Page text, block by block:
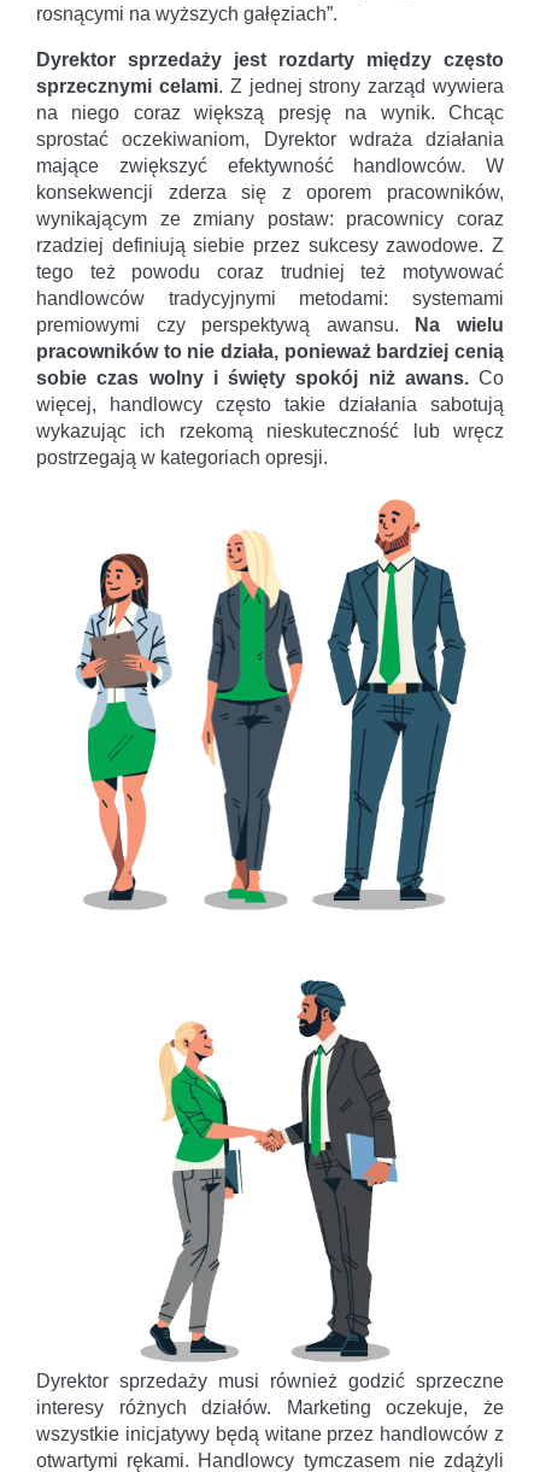
rosnącymi na wyższych gałęziach”.
Dyrektor sprzedaży jest rozdarty między często
sprzecznymi celami. Z jednej strony zarząd wywiera
na niego coraz większą presję na wynik. Chcąc
sprostać oczekiwaniom, Dyrektor wdraża działania
mające zwiększyć efektywność handlowców. W
konsekwencji zderza się z oporem pracowników,
wynikającym ze zmiany postaw: pracownicy coraz
rzadziej definiują siebie przez sukcesy zawodowe. Z
tego też powodu coraz trudniej też motywować
handlowców tradycyjnymi metodami: systemami
premiowymi czy perspektywą awansu.
Na wielu
pracowników to nie działa, ponieważ bardziej cenią
sobie czas wolny i święty spokój niż awans.Co
więcej, handlowcy często takie działania sabotują
wykazując ich rzekomą nieskuteczność lub wręcz
postrzegają w kategoriach opresji.
Dyrektor sprzedaży musi również godzić sprzeczne
interesy różnych działów. Marketing oczekuje, że
wszystkie inicjatywy będą witane przez handlowców z
otwartymi rękami. Handlowcy tymczasem nie zdążyli